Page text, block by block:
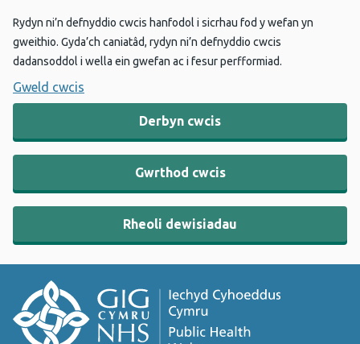
Rydyn ni’n defnyddio cwcis hanfodol i sicrhau fod y wefan yn
gweithio. Gyda’ch caniatâd, rydyn ni’n defnyddio cwcis
dadansoddol i wella ein gwefan ac i fesur perfformiad.
Gweld cwcis
Derbyn cwcis
Gwrthod cwcis
Rheoli dewisiadau